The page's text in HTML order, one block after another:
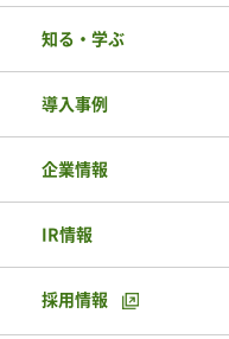
知る・学ぶ
導入事例
企業情報
IR情報
採用情報